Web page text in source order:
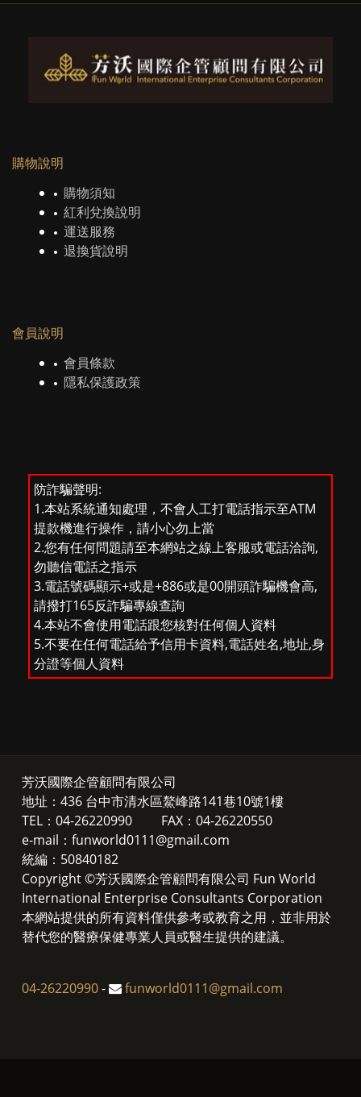
購物說明
購物須知
紅利兌換說明
運送服務
退換貨說明
會員說明
會員條款
隱私保護政策
防詐騙聲明:
1.本站系統通知處理，不會人工打電話指示至ATM
提款機進行操作，請小心勿上當
2.您有任何問題請至本網站之線上客服或電話洽詢,
勿聽信電話之指示
3.電話號碼顯示+或是+886或是00開頭詐騙機會高,
請撥打165反詐騙專線查詢
4.本站不會使用電話跟您核對任何個人資料
5.不要在任何電話給予信用卡資料,電話姓名,地址,身
分證等個人資料
芳沃國際企管顧問有限公司
地址：436 台中市清水區鰲峰路141巷10號1樓
TEL：04-26220990 FAX：04-26220550
e-mail：funworld0111@gmail.com
統編：50840182
Copyright ©芳沃國際企管顧問有限公司 Fun World
International Enterprise Consultants Corporation
本網站提供的所有資料僅供參考或教育之用，並非用於
替代您的醫療保健專業人員或醫生提供的建議。
04-26220990- funworld0111@gmail.com